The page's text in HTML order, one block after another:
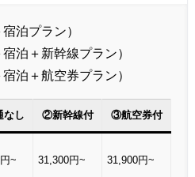
泊プラン）
泊＋新幹線プラン）
泊＋航空券プラン）
し ②新幹線付 ③航空券付
~ 31,300円~ 31,900円~